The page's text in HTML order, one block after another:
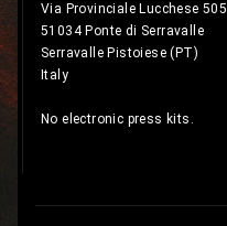
Via Provinciale Lucchese 505
51034 Ponte di Serravalle
Serravalle Pistoiese (PT)
Italy
No electronic press kits.